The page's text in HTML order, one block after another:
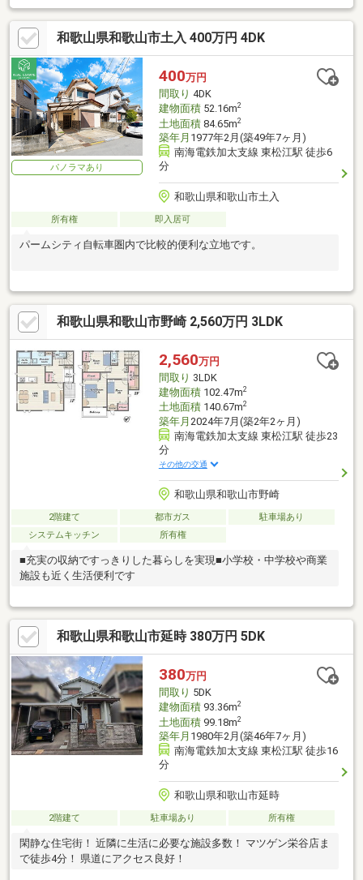
和歌山県和歌山市土入 400万円 4DK
パノラマあり
400万円
間取り 4DK
建物面積52.16m2
土地面積84.65m2
築年月 1977年2月(築49年7ヶ月)
南海電鉄加太支線 東松江駅 徒歩6
分
和歌山県和歌山市土入
所有権 即入居可
パームシティ自転車圏内で比較的便利な立地です。
和歌山県和歌山市野崎 2,560万円 3LDK
2,560万円
間取り 3LDK
建物面積102.47m2
土地面積140.67m2
築年月 2024年7月(築2年2ヶ月)
南海電鉄加太支線 東松江駅 徒歩23
分
その他の交通
和歌山県和歌山市野崎
2階建て 都市ガス
駐車場あり
システムキッチン
所有権
■充実の収納ですっきりした暮らしを実現■小学校・中学校や商業
施設も近く生活便利です
和歌山県和歌山市延時 380万円 5DK
380万円
間取り 5DK
建物面積93.36m2
土地面積99.18m2
築年月 1980年2月(築46年7ヶ月)
南海電鉄加太支線 東松江駅 徒歩16
分
和歌山県和歌山市延時
2階建て 駐車場あり 所有権
閑静な住宅街！ 近隣に生活に必要な施設多数！ マツゲン栄谷店ま
で徒歩4分！ 県道にアクセス良好！